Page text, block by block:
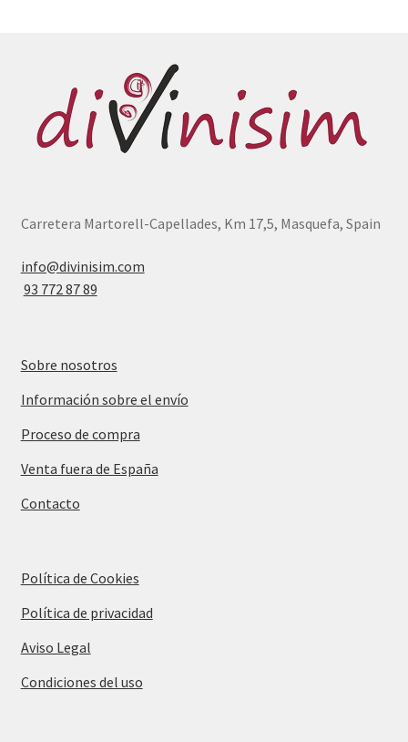
Carretera Martorell-Capellades, Km 17,5, Masquefa, Spain
info@divinisim.com
93 772 87 89
Sobre nosotros
Información sobre el envío
Proceso de compra
Venta fuera de España
Contacto
Política de Cookies
Política de privacidad
Aviso Legal
Condiciones del uso